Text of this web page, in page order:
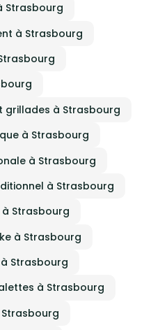
Strasbourg
à Strasbourg
grillades à Strasbourg
à Strasbourg
à Strasbourg
à Strasbourg
Strasbourg
à Strasbourg
Strasbourg
à Strasbourg